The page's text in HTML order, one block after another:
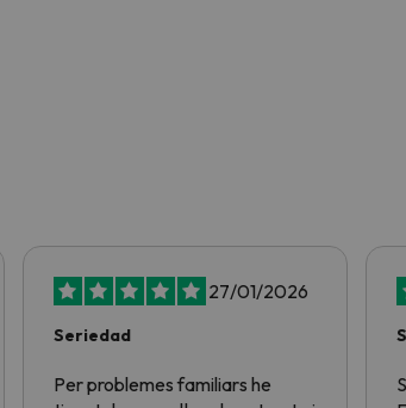
27/01/2026
Seriedad
Per problemes familiars he